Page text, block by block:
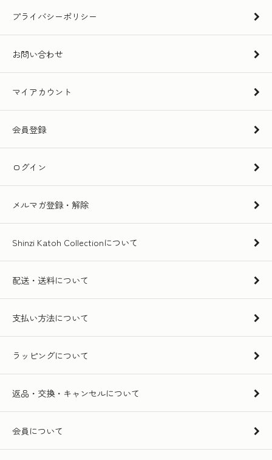
プライバシーポリシー
お問い合わせ
マイアカウント
会員登録
ログイン
メルマガ登録・解除
Shinzi Katoh Collectionについて
配送・送料について
支払い方法について
ラッピングについて
返品・交換・キャンセルについて
会員について